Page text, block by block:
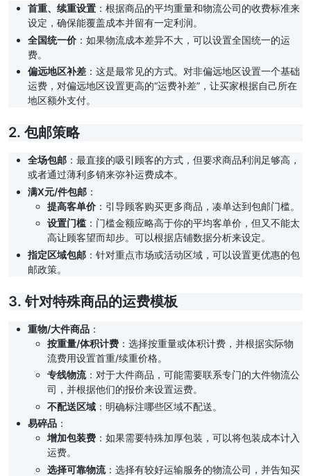
首重、续重设置 ：根据商品的平均重量和物流公司的收费标准来
设定，确保能覆盖成本并留有一定利润。
全国统一价 ：如果物流成本差异不大，可以设置全国统一的运
费。
偏远地区补差 ：这是最常见的方式。对非偏远地区设置一个基础
运费，对偏远地区设置更高的“运费补差”，让买家根据自己所在
地区额外支付。
2. 包邮策略
全场包邮 ：最直接的吸引顾客的方式，但要求商品利润足够高，
或者通过薄利多销来弥补运费成本。
满X元/件包邮 ：
提高客单价 ：引导顾客购买更多商品，凑单达到包邮门槛。
设置门槛 ：门槛金额应略高于你的平均客单价，但又不能太
高让顾客望而却步。可以根据店铺数据分析来设定。
指定区域包邮 ：针对重点市场或活动区域，可以设置更优惠的包
邮政策。
3. 针对特殊商品的运费模板
重物/大件商品 ：
按重量/体积计费 ：选择按重量或体积计费，并根据实际物
流费用设置首重/续重价格。
专线物流：对于大件商品，可能需要联系专门的大件物流公
司，并根据他们的报价来设置运费。
不配送区域 ：明确标注哪些区域不配送。
易碎品 ：
增加包装费 ：如果需要特殊加厚包装，可以将包装成本计入
运费。
选择可靠物流：选择有较好运输服务的物流公司，并告知买